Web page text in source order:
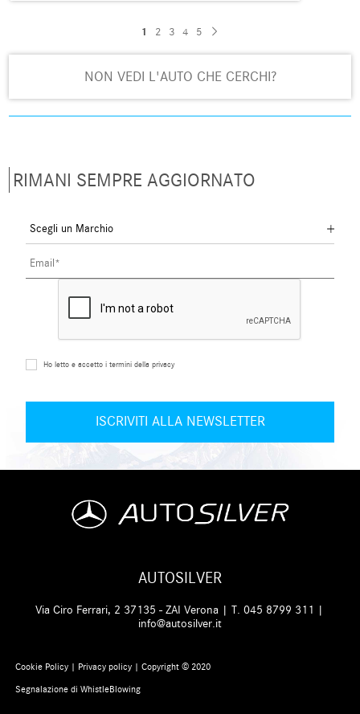
1 2 3 4 5
NON VEDI L'AUTO CHE CERCHI?
RIMANI SEMPRE AGGIORNATO
Ho letto e accetto i termini della privacy
AUTOSILVER
Via Ciro Ferrari, 2 37135 - ZAI Verona | T.045 8799 311 |
info@autosilver.it
Cookie Policy | Privacy policy| Copyright © 2020
Segnalazione di WhistleBlowing